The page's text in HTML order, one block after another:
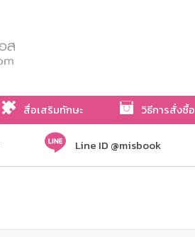
สื่อเสริมทักษะ วิธีการสั่งซื้อ
Line ID @misbook